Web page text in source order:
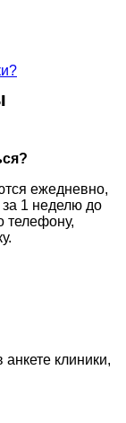
ежедневно,
1 неделю до
телефону,
клиники,